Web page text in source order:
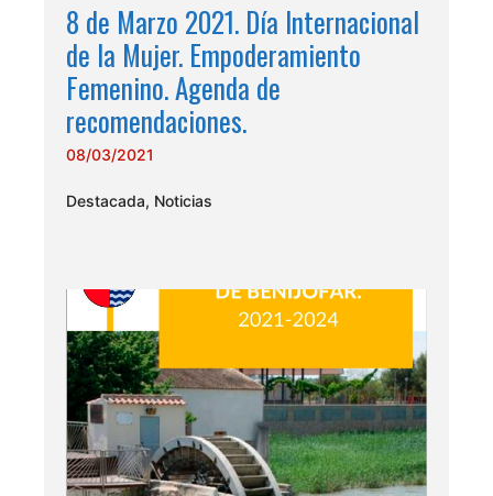
8 de Marzo 2021. Día Internacional
de la Mujer. Empoderamiento
Femenino. Agenda de
recomendaciones.
08/03/2021
Destacada, Noticias